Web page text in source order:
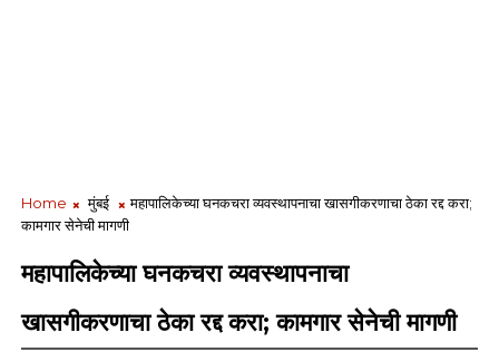
Home मुंबई
महापालिकेच्या घनकचरा व्यवस्थापनाचा खासगीकरणाचा ठेका रद्द करा;
कामगार सेनेची मागणी
महापालिकेच्या घनकचरा व्यवस्थापनाचा
खासगीकरणाचा ठेका रद्द करा; कामगार सेनेची मागणी